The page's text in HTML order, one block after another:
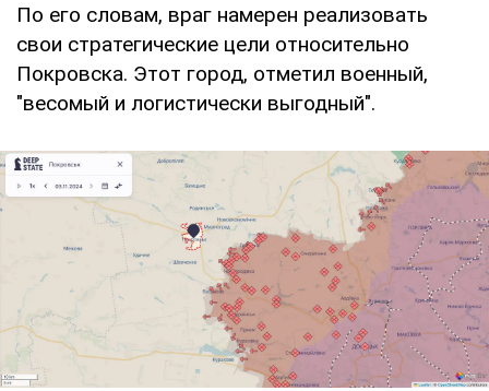
По его словам, враг намерен реализовать
свои стратегические цели относительно
Покровска. Этот город, отметил военный,
"весомый и логистически выгодный".